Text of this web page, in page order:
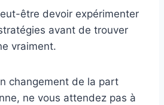
être devoir expérimenter
avant de trouver
vraiment.
changement de la part
ne vous attendez pas à